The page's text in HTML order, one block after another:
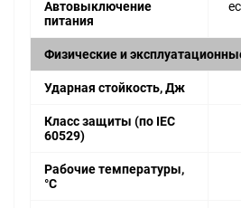
Автовыключение
питания
Физические и
Ударная стойкость, Дж
Класс защиты (по IEC
60529)
Рабочие температуры,
°C